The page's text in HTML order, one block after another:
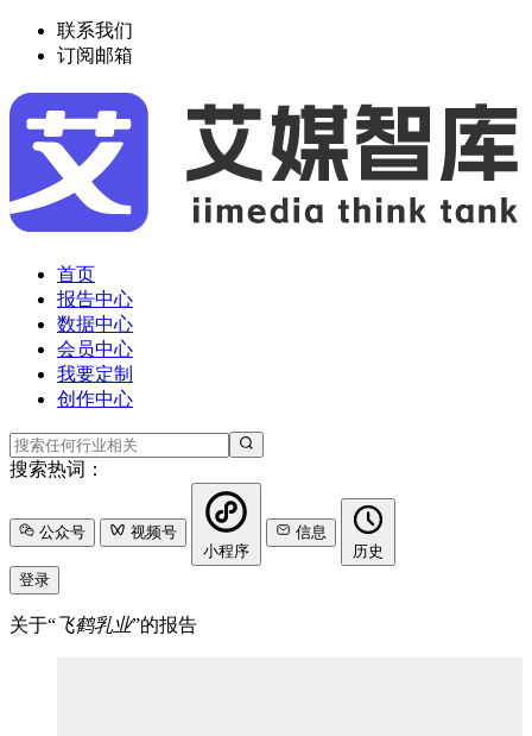
联系我们
订阅邮箱
首页
报告中心
数据中心
会员中心
我要定制
创作中心
搜索热词：
公众号
视频号
小程序
信息
历史
登录
关于“飞鹤乳业”的报告